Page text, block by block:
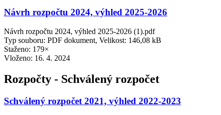
Návrh rozpočtu 2024, výhled 2025-2026
Návrh rozpočtu 2024, výhled 2025-2026 (1).pdf
Typ souboru: PDF dokument, Velikost: 146,08 kB
Staženo: 179×
Vloženo: 16. 4. 2024
Rozpočty - Schválený rozpočet
Schválený rozpočet 2021, výhled 2022-2023